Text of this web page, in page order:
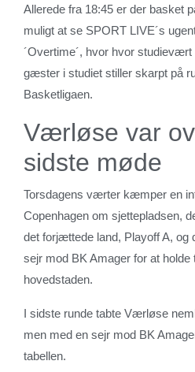
Allerede fra 18:45 er der basket
muligt at se SPORT LIVE´s
´Overtime´, hvor hvor
gæster i studiet stiller skarpt på
Basketligaen.
Værløse var
sidste møde
Torsdagens værter kæmper en
Copenhagen om sjettepladsen,
det forjættede land, Playoff A, og
sejr mod BK Amager for at holde
hovedstaden.
I sidste runde tabte Værløse
men med en sejr mod BK
tabellen.